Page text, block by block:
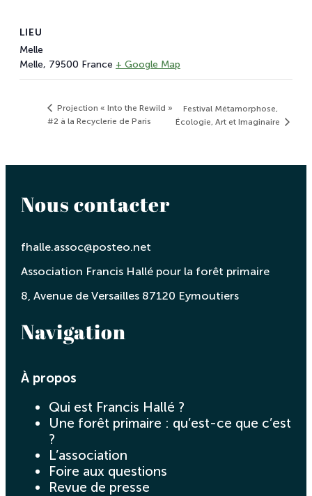
LIEU
Melle
Melle, 79500 France + Google Map
Projection « Into the Rewild »
#2 à la Recyclerie de Paris
Festival Métamorphose,
Écologie, Art et Imaginaire
Nous contacter
fhalle.assoc@posteo.net
Association Francis Hallé pour la forêt primaire
8, Avenue de Versailles 87120 Eymoutiers
Navigation
À propos
Qui est Francis Hallé ?
Une forêt primaire : qu’est-ce que c’est
?
L’association
Foire aux questions
Revue de presse